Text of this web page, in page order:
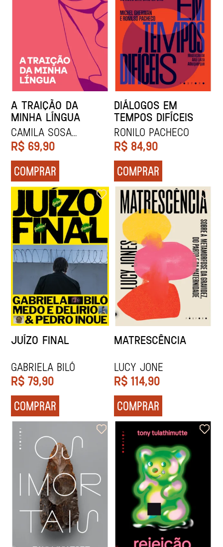
A TRAIÇÃO DA
MINHA LÍNGUA
CAMILA SOSA
VILLADA
R$ 69,90
COMPRAR
DIÁLOGOS EM
TEMPOS DIFÍCEIS
Ronilo Pacheco
R$ 84,90
COMPRAR
JUÍZO FINAL
Gabriela Biló
R$ 79,90
COMPRAR
MATRESCÊNCIA
Lucy Jone
R$ 114,90
COMPRAR